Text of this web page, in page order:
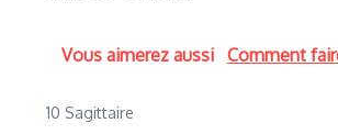
Vous aimerez aussi Comment
10 Sagittaire